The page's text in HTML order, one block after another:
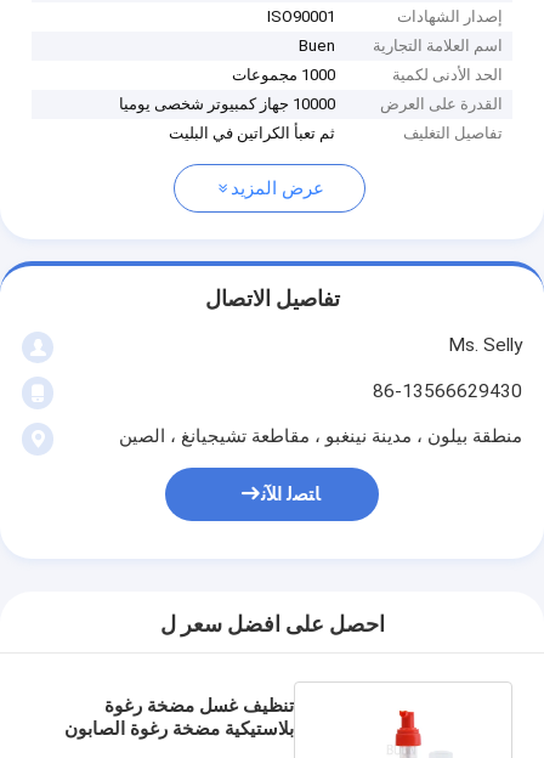
إصدار الشهادات
ISO90001
اسم العلامة التجارية
Buen
الحد الأدنى لكمية
1000 مجموعات
القدرة على العرض
10000 جهاز كمبيوتر شخصى يوميا
تفاصيل التغليف
ثم تعبأ الكراتين في البليت
عرض المزيد
تفاصيل الاتصال
Ms. Selly
86-13566629430
منطقة بيلون ، مدينة نينغبو ، مقاطعة تشيجيانغ ، الصين
ﺎﺘﺼﻟ ﺍﻶﻧ
احصل على افضل سعر ل
تنظيف غسل مضخة رغوة
بلاستيكية مضخة رغوة الصابون